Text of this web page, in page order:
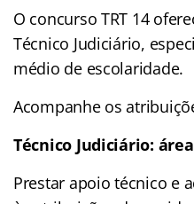
O concurso TRT 14
Técnico Judiciário,
médio de escolaridade.
Acompanhe os
Técnico Judiciário:
Prestar apoio técnico e